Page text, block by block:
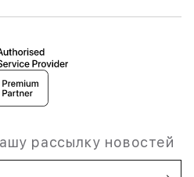
рассылку новостей